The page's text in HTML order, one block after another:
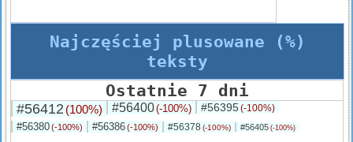
Najczęściej plusowane (%)
teksty
Ostatnie 7 dni
#56412 (100%) #56400(-100%) #56395(-100%)
#56380(-100%) #56386(-100%) #56378 (-100%) #56405 (-100%)